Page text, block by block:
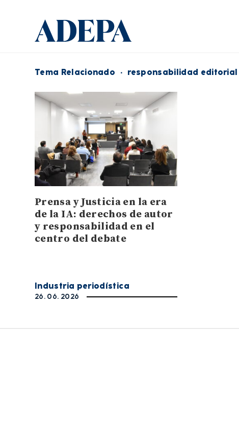
Tema Relacionado · responsabilidad editorial
Prensa y Justicia en la era
de la IA: derechos de autor
y responsabilidad en el
centro del debate
Industria periodística
26. 06. 2026